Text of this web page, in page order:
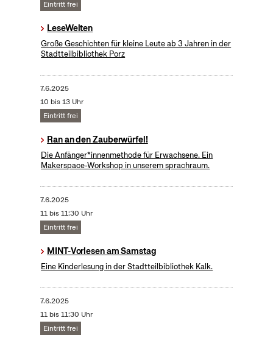
Eintritt frei
LeseWelten
Große Geschichten für kleine Leute ab 3 Jahren in der
Stadtteilbibliothek Porz
7.6.2025
10 bis 13 Uhr
Eintritt frei
Ran an den Zauberwürfel!
Die Anfänger*innenmethode für Erwachsene. Ein
Makerspace-Workshop in unserem sprachraum.
7.6.2025
11 bis 11:30 Uhr
Eintritt frei
MINT-Vorlesen am Samstag
Eine Kinderlesung in der Stadtteilbibliothek Kalk.
7.6.2025
11 bis 11:30 Uhr
Eintritt frei